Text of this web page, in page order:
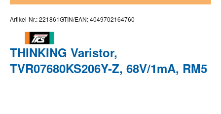
Artikel-Nr.:221861GTIN/EAN:4049702164760
THINKING Varistor,
TVR07680KS206Y-Z, 68V/1mA, RM5